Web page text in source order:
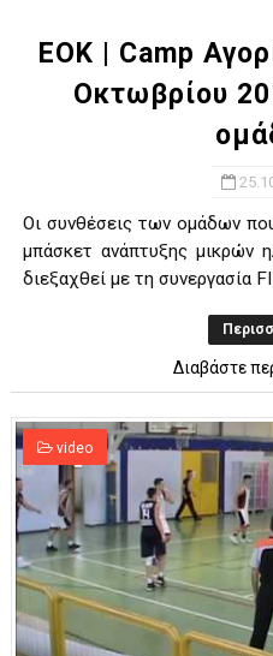
ΕΟΚ | Camp
Οκτωβρίου
Οι συνθέσεις των ομάδων
μπάσκετ ανάπτυξης μικρών
διεξαχθεί με τη συνεργασία
Διαβάστε
video